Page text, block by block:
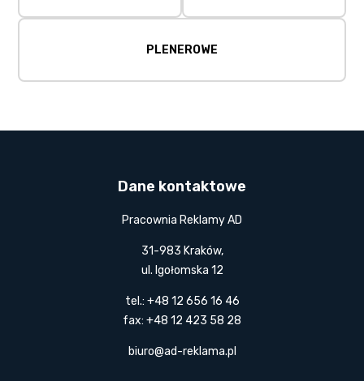
PLENEROWE
Dane kontaktowe
Pracownia Reklamy AD
31-983 Kraków,
ul. Igołomska 12
tel.: +48 12 656 16 46
fax: +48 12 423 58 28
biuro@ad-reklama.pl